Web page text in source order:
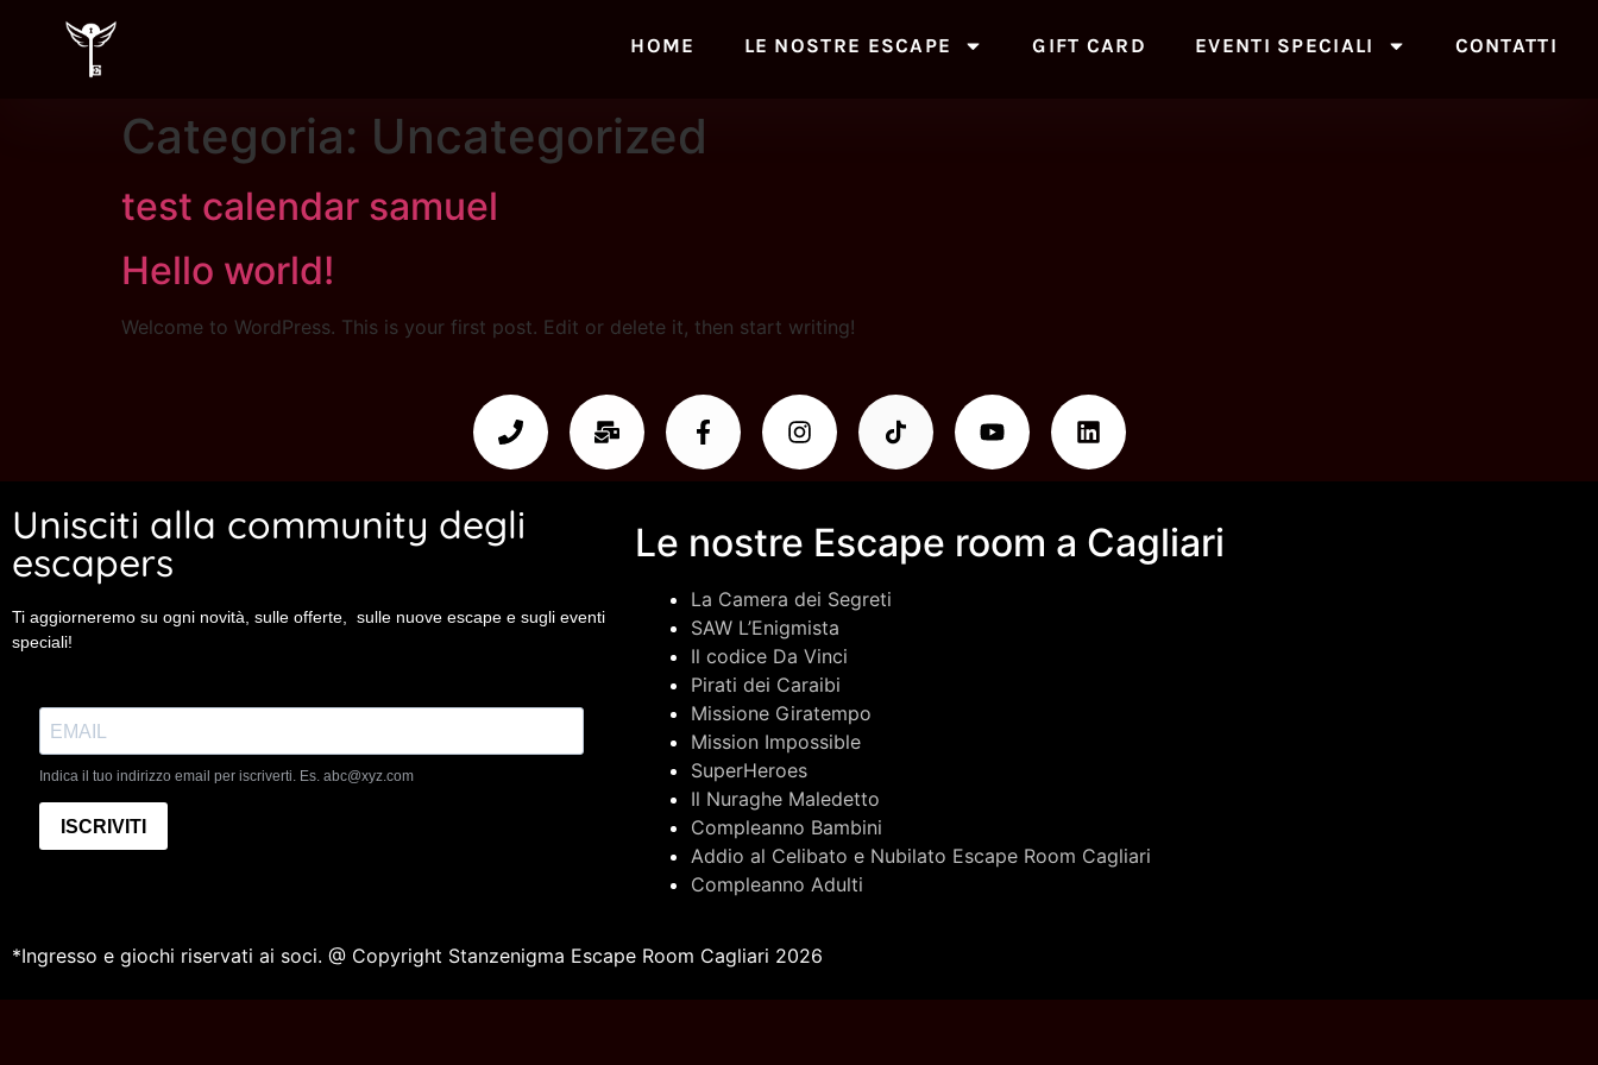
HOME LE NOSTRE ESCAPE GIFT CARD EVENTI SPECIALI CONTATTI
Categoria: Uncategorized
test calendar samuel
Hello world!
Welcome to WordPress. This is your first post. Edit or delete it, then start writing!
Unisciti alla community degli
escapers
Ti aggiorneremo su ogni novità, sulle offerte, sulle nuove escape e sugli eventi
speciali!
Indica il tuo indirizzo email per iscriverti. Es. abc@xyz.com
ISCRIVITI
Le nostre Escape room a Cagliari
La Camera dei Segreti
SAW L’Enigmista
Il codice Da Vinci
Pirati dei Caraibi
Missione Giratempo
Mission Impossible
SuperHeroes
Il Nuraghe Maledetto
Compleanno Bambini
Addio al Celibato e Nubilato Escape Room Cagliari
Compleanno Adulti
*Ingresso e giochi riservati ai soci. @ Copyright Stanzenigma Escape Room Cagliari 2026